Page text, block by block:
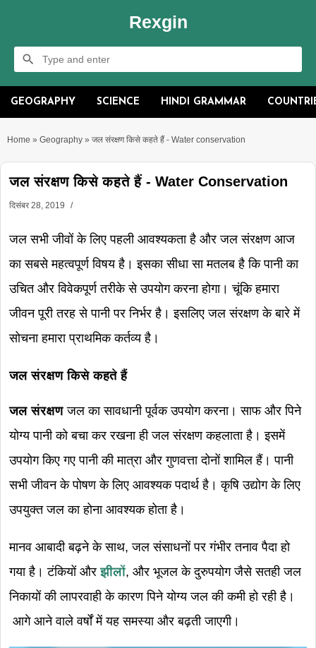
Rexgin
GEOGRAPHY SCIENCE HINDI GRAMMAR
Home » Geography » जल संरक्षण किसे कहते हैं - Water conservation
जल संरक्षण किसे कहते हैं - Water Conservation
दिसंबर 28, 2019
जल सभी जीवों के लिए पहली आवश्यकता है और जल संरक्षण आज
का सबसे महत्वपूर्ण विषय है। इसका सीधा सा मतलब है कि पानी का
उचित और विवेकपूर्ण तरीके से उपयोग करना होगा। चूंकि हमारा
जीवन पूरी तरह से पानी पर निर्भर है। इसलिए जल संरक्षण के बारे में
सोचना हमारा प्राथमिक कर्तव्य है।
जल संरक्षण किसे कहते हैं
जल संरक्षणजल का सावधानी पूर्वक उपयोग करना। साफ और पिने
योग्य पानी को बचा कर रखना ही जल संरक्षण कहलाता है। इसमें
उपयोग किए गए पानी की मात्रा और गुणवत्ता दोनों शामिल हैं। पानी
सभी जीवन के पोषण के लिए आवश्यक पदार्थ है। कृषि उद्योग के लिए
उपयुक्त जल का होना आवश्यक होता है।
मानव आबादी बढ़ने के साथ, जल संसाधनों पर गंभीर तनाव पैदा हो
गया है। टंकियों औरझीलों, और भूजल के दुरुपयोग जैसे सतही जल
निकायों की लापरवाही के कारण पिने योग्य जल की कमी हो रही है।
आगे आने वाले वर्षों में यह समस्या और बढ़ती जाएगी।